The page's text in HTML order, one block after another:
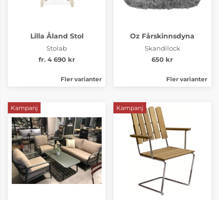
Lilla Åland Stol
Stolab
fr. 4 690 kr
Fler varianter
Oz Fårskinnsdyna
Skandilock
650 kr
Fler varianter
Kampanj Kampanj